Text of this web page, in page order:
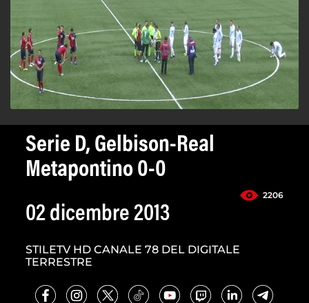
Serie D, Gelbison-Real
Metapontino 0-0
2206
02 dicembre 2013
STILETV HD CANALE 78 DEL DIGITALE
TERRESTRE